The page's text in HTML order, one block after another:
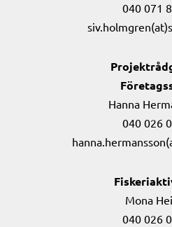
040 071
Hanna
040 026
Mona
040 026